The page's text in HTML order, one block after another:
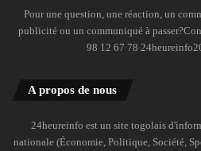
Pour une question, une réaction, un
publicité ou un communiqué à
98 12 67 78
A propos de nous
24heureinfo est un site togolais
nationale (Économie, Politique, Société,